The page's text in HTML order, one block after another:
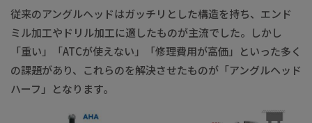
従来のアングルヘッドはガッチリとした構造を持ち、エンド
ミル加工やドリル加工に適したものが主流でした。しかし
「重い」「ATCが使えない」「修理費用が高価」といった多く
の課題があり、これらのを解決させたものが「アングルヘッド
ハーフ」となります。